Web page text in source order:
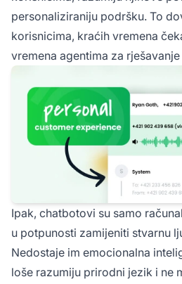
personaliziraniju podršku. To
korisnicima, kraćih vremena
vremena agentima za
Ipak, chatbotovi su samo
u potpunosti zamijeniti stvarnu
Nedostaje im emocionalna
loše razumiju prirodni jezik i ne